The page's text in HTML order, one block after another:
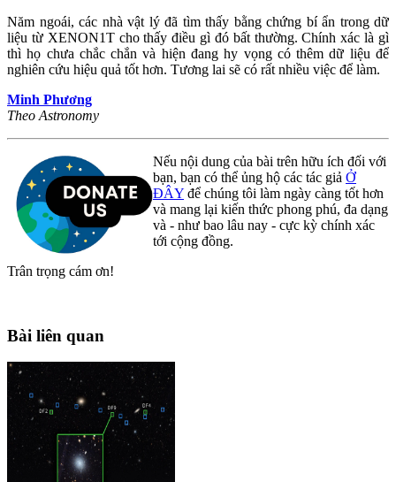
Năm ngoái, các nhà vật lý đã tìm thấy bằng chứng bí ẩn trong dữ
liệu từ XENON1T cho thấy điều gì đó bất thường. Chính xác là gì
thì họ chưa chắc chắn và hiện đang hy vọng có thêm dữ liệu để
nghiên cứu hiệu quả tốt hơn. Tương lai sẽ có rất nhiều việc để làm.
Minh Phương
Theo Astronomy
Nếu nội dung của bài trên hữu ích đối với
bạn, bạn có thể ủng hộ các tác giả Ở
ĐÂY để chúng tôi làm ngày càng tốt hơn
và mang lại kiến thức phong phú, đa dạng
và - như bao lâu nay - cực kỳ chính xác
tới cộng đồng.
Trân trọng cám ơn!
Bài liên quan